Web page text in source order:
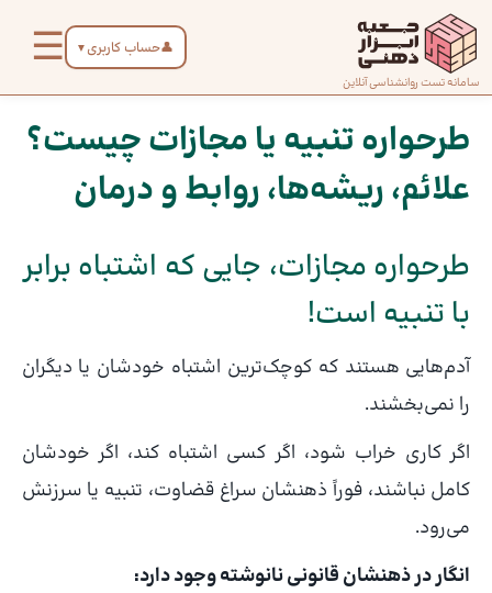
محتوا
سامانه تست روانشناسی آنلاین
👤حساب کاربری ▼
☰
صفحه
اصلی
درباره
تماس
با ما
دسته‌بندی
تست‌ها
طرحواره تنبیه یا مجازات چیست؟
علائم، ریشه‌ها، روابط و درمان
طرحواره مجازات، جایی که اشتباه برابر
با تنبیه است!
آدم‌هایی هستند که کوچک‌ترین اشتباه خودشان یا دیگران
را نمی‌بخشند.
اگر کاری خراب شود، اگر کسی اشتباه کند، اگر خودشان
کامل نباشند، فوراً ذهنشان سراغ قضاوت، تنبیه یا سرزنش
می‌رود.
انگار در ذهنشان قانونی نانوشته وجود دارد:
پیمایش
نوشته